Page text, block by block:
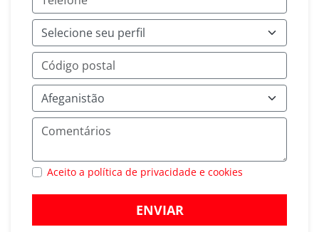
Aceito a política de privacidade e cookies
ENVIAR